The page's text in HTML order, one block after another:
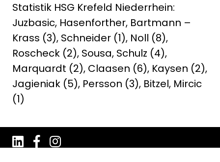
Statistik HSG Krefeld Niederrhein:
Juzbasic, Hasenforther, Bartmann –
Krass (3), Schneider (1), Noll (8),
Roscheck (2), Sousa, Schulz (4),
Marquardt (2), Claasen (6), Kaysen (2),
Jagieniak (5), Persson (3), Bitzel, Mircic
(1)